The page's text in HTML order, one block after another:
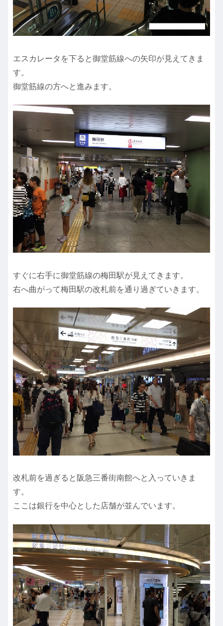
エスカレータを下ると御堂筋線への矢印が見えてきま
す。
御堂筋線の方へと進みます。
すぐに右手に御堂筋線の梅田駅が見えてきます。
右へ曲がって梅田駅の改札前を通り過ぎていきます。
改札前を過ぎると阪急三番街南館へと入っていきま
す。
ここは銀行を中心とした店舗が並んでいます。